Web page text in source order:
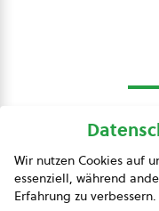
Wir nutzen Cookies auf
essenziell, während
Erfahrung zu verbessern.